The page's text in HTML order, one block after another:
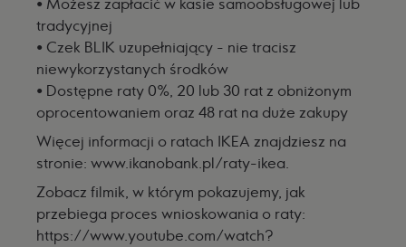
• Możesz zapłacić w kasie samoobsługowej lub
tradycyjnej
• Czek BLIK uzupełniający - nie tracisz
niewykorzystanych środków
• Dostępne raty 0%, 20 lub 30 rat z obniżonym
oprocentowaniem oraz 48 rat na duże zakupy
Więcej informacji o ratach IKEA znajdziesz na
stronie: www.ikanobank.pl/raty-ikea.
Zobacz filmik, w którym pokazujemy, jak
przebiega proces wnioskowania o raty:
https://www.youtube.com/watch?